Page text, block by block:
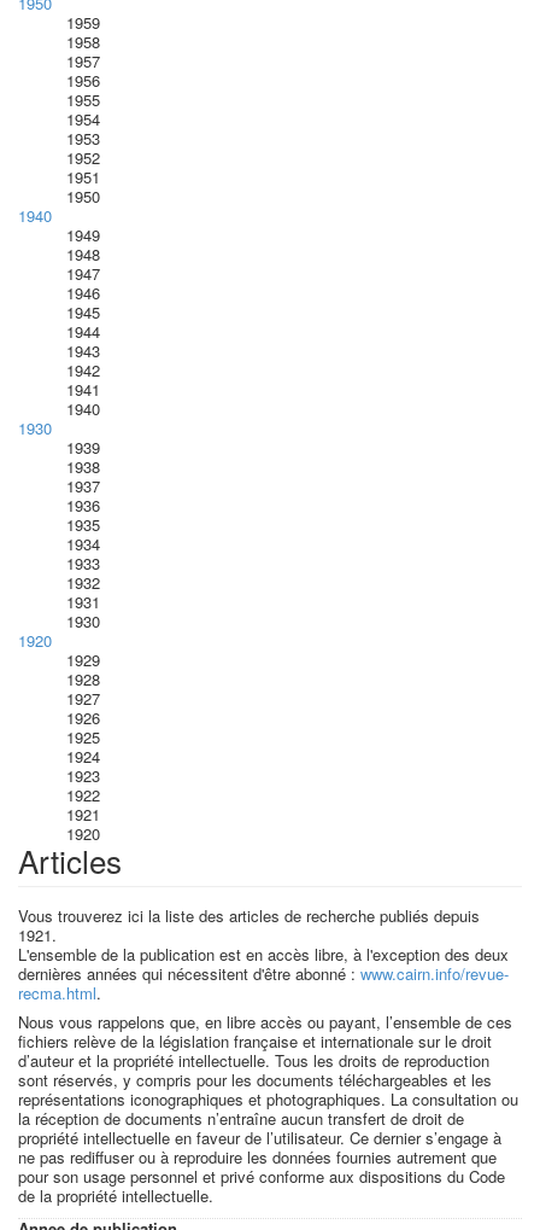
1959
1958
1957
1956
1955
1954
1953
1952
1951
1950
1940
1949
1948
1947
1946
1945
1944
1943
1942
1941
1940
1930
1939
1938
1937
1936
1935
1934
1933
1932
1931
1930
1920
1929
1928
1927
1926
1925
1924
1923
1922
1921
1920
Articles
Vous trouverez ici la liste des articles de recherche publiés depuis
1921.
L'ensemble de la publication est en accès libre, à l'exception des deux
dernières années qui nécessitent d'être abonné : www.cairn.info/revue-
recma.html.
Nous vous rappelons que, en libre accès ou payant, l’ensemble de ces
fichiers relève de la législation française et internationale sur le droit
d’auteur et la propriété intellectuelle. Tous les droits de reproduction
sont réservés, y compris pour les documents téléchargeables et les
représentations iconographiques et photographiques. La consultation ou
la réception de documents n’entraîne aucun transfert de droit de
propriété intellectuelle en faveur de l’utilisateur. Ce dernier s’engage à
ne pas rediffuser ou à reproduire les données fournies autrement que
pour son usage personnel et privé conforme aux dispositions du Code
de la propriété intellectuelle.